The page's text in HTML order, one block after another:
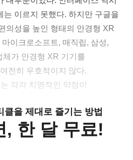
는 이르지 못했다. 하지만 구글을
의성을 높인 형태의 안경형 XR
이크로소프트, 매직립, 삼성,
체가 안경형 XR 기기를
전히 우호적이지 않다.
각각 치명적인 약점이
클을 제대로 즐기는 방법
, 한 달 무료!